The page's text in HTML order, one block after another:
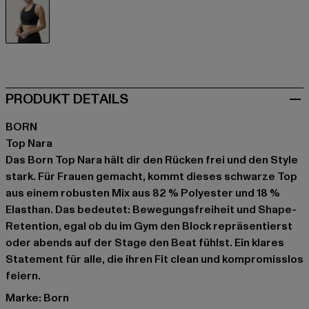
PRODUKT DETAILS
BORN
Top Nara
Das Born Top Nara hält dir den Rücken frei und den Style
stark. Für Frauen gemacht, kommt dieses schwarze Top
aus einem robusten Mix aus 82 % Polyester und 18 %
Elasthan. Das bedeutet: Bewegungsfreiheit und Shape-
Retention, egal ob du im Gym den Block repräsentierst
oder abends auf der Stage den Beat fühlst. Ein klares
Statement für alle, die ihren Fit clean und kompromisslos
feiern.
Marke: Born